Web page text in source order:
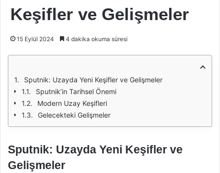
Keşifler ve Gelişmeler
15 Eylül 2024 4 dakika okuma süresi
Sputnik: Uzayda Yeni Keşifler ve Gelişmeler
Sputnik’in Tarihsel Önemi
Modern Uzay Keşifleri
Gelecekteki Gelişmeler
Sputnik: Uzayda Yeni Keşifler ve
Gelişmeler